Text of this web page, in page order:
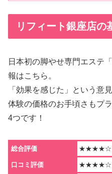
リフィート銀座店の
日本初の脚やせ専門エステ
報はこちら。
「効果を感じた」という意
体験の価格のお手頃さもプ
4つです！
総合評価 ★★★★☆
口コミ評価 ★★★★☆